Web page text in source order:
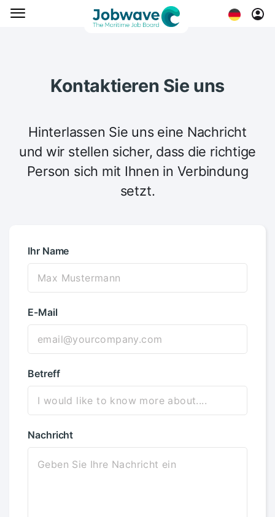
Kontaktieren Sie uns
Hinterlassen Sie uns eine Nachricht
und wir stellen sicher, dass die richtige
Person sich mit Ihnen in Verbindung
setzt.
Ihr Name
E-Mail
Betreff
Nachricht